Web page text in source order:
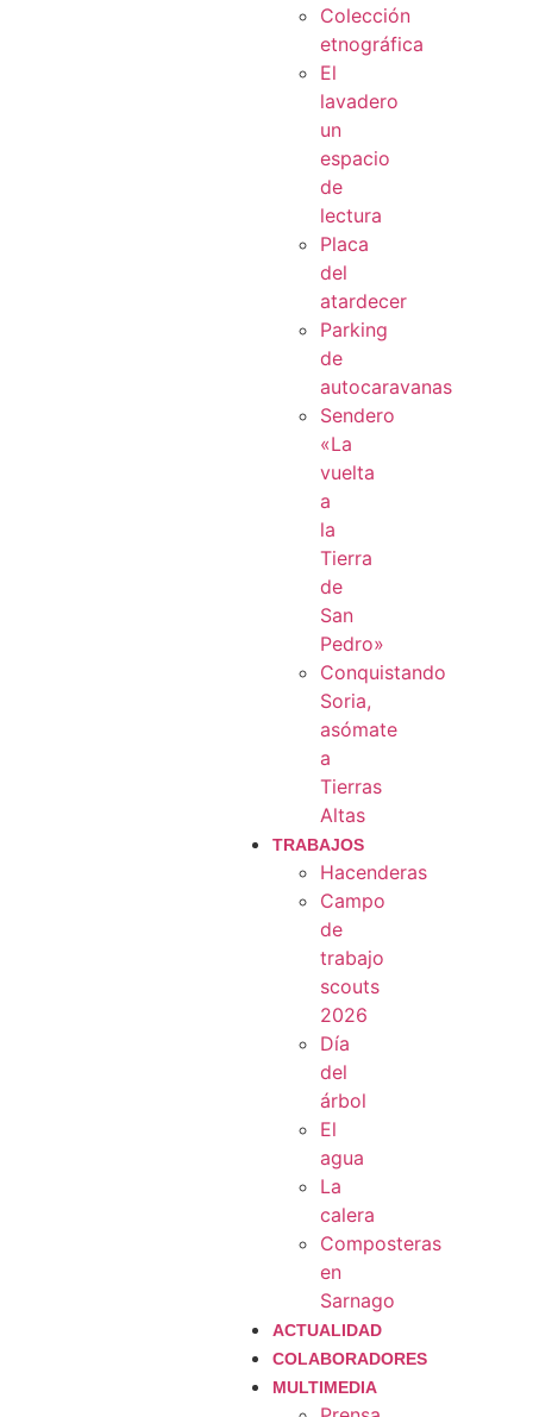
Colección
etnográfica
El
lavadero
un
espacio
de
lectura
Placa
del
atardecer
Parking
de
autocaravanas
Sendero
«La
vuelta
a
la
Tierra
de
San
Pedro»
Conquistando
Soria,
asómate
a
Tierras
Altas
TRABAJOS
Hacenderas
Campo
de
trabajo
scouts
2026
Día
del
árbol
El
agua
La
calera
Composteras
en
Sarnago
ACTUALIDAD
COLABORADORES
MULTIMEDIA